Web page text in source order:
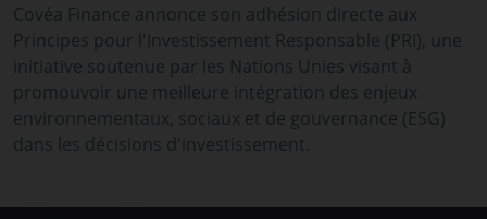
Covéa Finance annonce son adhésion directe aux
Principes pour l'Investissement Responsable (PRI), une
initiative soutenue par les Nations Unies visant à
promouvoir une meilleure intégration des enjeux
environnementaux, sociaux et de gouvernance (ESG)
dans les décisions d'investissement.